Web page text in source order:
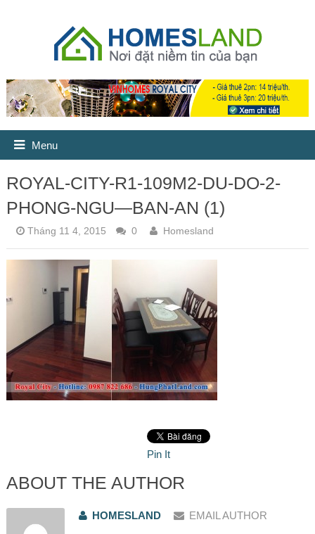
Menu
ROYAL-CITY-R1-109M2-DU-DO-2-
PHONG-NGU—BAN-AN (1)
Tháng 11 4, 2015 0 Homesland
Pin It
ABOUT THE AUTHOR
HOMESLAND EMAIL AUTHOR